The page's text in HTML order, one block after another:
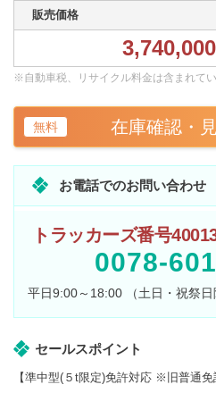
販売価格
3,740,000
※自動車税、リサイクル料金は含まれて
無料 在庫確認・
お電話でのお問い合わせ
トラッカーズ番号
0078-
平日9:00～18:00 （土日・祝祭日
セールスポイント
【準中型(５t限定)免許対応 ※旧普通免